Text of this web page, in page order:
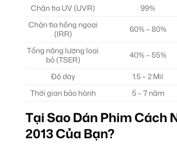
Chặn tia UV (UVR)
99%
Chặn tia hồng ngoại
(IRR)
60% – 80%
Tổng năng lượng loại
bỏ (TSER)
40% – 55%
Độ dày 1.5 – 2 Mil
Thời gian bảo hành
5 – 7 năm
Tại Sao Dán Phim Cách
2013 Của Bạn?